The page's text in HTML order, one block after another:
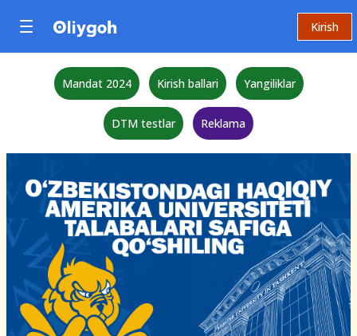
Kirish
Mandat 2024 Kirish ballari Yangiliklar
DTM testlar Reklama